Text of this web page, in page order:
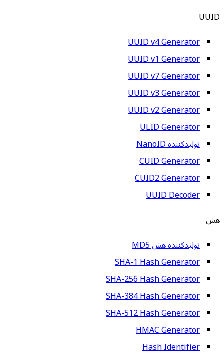
UUID
UUID v4 Generator
UUID v1 Generator
UUID v7 Generator
UUID v3 Generator
UUID v2 Generator
ULID Generator
تولیدکننده NanoID
CUID Generator
CUID2 Generator
UUID Decoder
هش
تولیدکننده هش MD5
SHA-1 Hash Generator
SHA-256 Hash Generator
SHA-384 Hash Generator
SHA-512 Hash Generator
HMAC Generator
Hash Identifier